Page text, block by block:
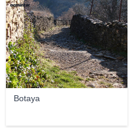
Botaya
ocminter